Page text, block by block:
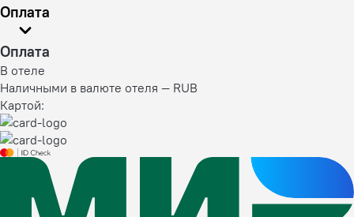
Оплата
Оплата
В отеле
Наличными в валюте отеля — RUB
Картой: